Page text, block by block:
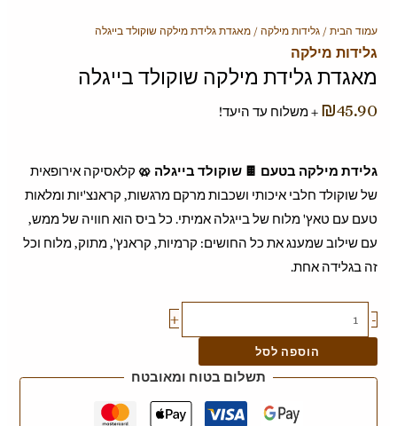
עמוד הבית /גלידות מילקה / מאגדת גלידת מילקה שוקולד בייגלה
גלידות מילקה
מאגדת גלידת מילקה שוקולד בייגלה
₪45.90 + משלוח עד היעד!
גלידת מילקה בטעם 🍫 שוקולד בייגלה 🥨 קלאסיקה אירופאית
של שוקולד חלבי איכותי ושכבות מרקם מרגשות, קראנצ'יות ומלאות
טעם עם טאץ' מלוח של בייגלה אמיתי. כל ביס הוא חוויה של ממש,
עם שילוב שמענג את כל החושים: קרמיות, קראנץ', מתוק, מלוח וכל
זה בגלידה אחת.
-
כמות
של
מאגדת
גלידת
בייגלה
+
הוספה לסל
תשלום בטוח ומאובטח